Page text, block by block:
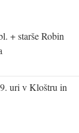
+ starše Robin
uri v Kloštru in